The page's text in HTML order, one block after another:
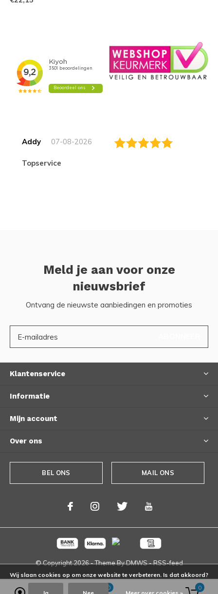
Addy 07-08-2026
topservice
Meld je aan voor onze
nieuwsbrief
Ontvang de nieuwste aanbiedingen en promoties
Klantenservice
Informatie
Mijn account
Over ons
BEL ONS MAIL ONS
© Copyright2026- Theme ByDMWS-RSS-feed
0 0
Wij slaan cookies op om onze website te verbeteren. Is dat akkoord?